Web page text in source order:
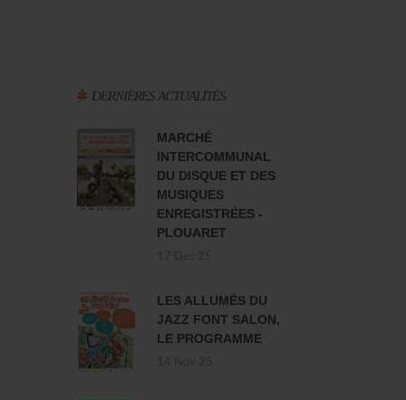
DERNIÈRES ACTUALITÉS
MARCHÉ
INTERCOMMUNAL
DU DISQUE ET DES
MUSIQUES
ENREGISTRÉES -
PLOUARET
LES ALLUMÉS DU
JAZZ FONT SALON,
LE PROGRAMME